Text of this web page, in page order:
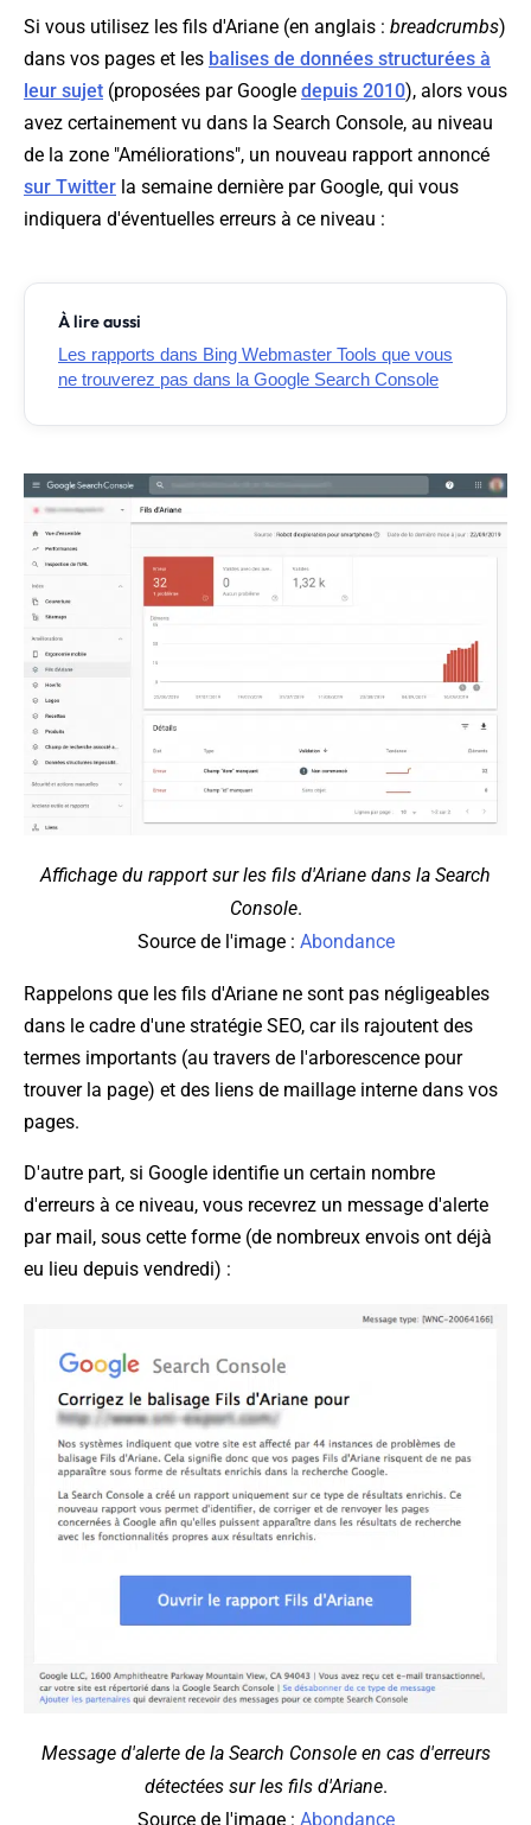
Si vous utilisez les fils d'Ariane (en anglais : breadcrumbs)
dans vos pages et les balises de données structurées à
leur sujet (proposées par Google depuis 2010), alors vous
avez certainement vu dans la Search Console, au niveau
de la zone "Améliorations", un nouveau rapport annoncé
sur Twitter la semaine dernière par Google, qui vous
indiquera d'éventuelles erreurs à ce niveau :
À lire aussi
Les rapports dans Bing Webmaster Tools que vous
ne trouverez pas dans la Google Search Console
Affichage du rapport sur les fils d'Ariane dans la Search
Console.
Source de l'image : Abondance
Rappelons que les fils d'Ariane ne sont pas négligeables
dans le cadre d'une stratégie SEO, car ils rajoutent des
termes importants (au travers de l'arborescence pour
trouver la page) et des liens de maillage interne dans vos
pages.
D'autre part, si Google identifie un certain nombre
d'erreurs à ce niveau, vous recevrez un message d'alerte
par mail, sous cette forme (de nombreux envois ont déjà
eu lieu depuis vendredi) :
Message d'alerte de la Search Console en cas d'erreurs
détectées sur les fils d'Ariane.
Source de l'image : Abondance